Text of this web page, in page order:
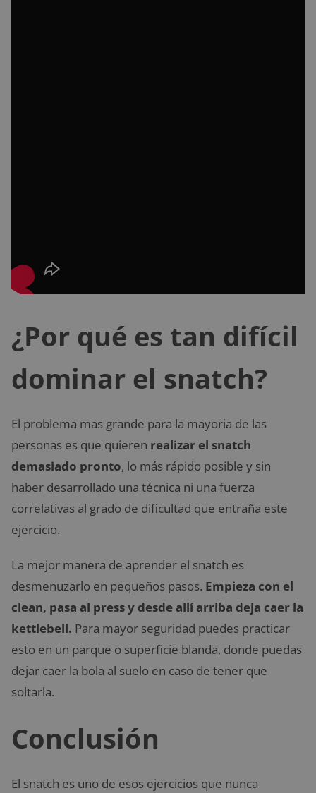
¿Por qué es tan difícil
dominar el snatch?
El problema mas grande para la mayoria de las
personas es que quieren realizar el snatch
demasiado pronto, lo más rápido posible y sin
haber desarrollado una técnica ni una fuerza
correlativas al grado de dificultad que entraña este
ejercicio.
La mejor manera de aprender el snatch es
desmenuzarlo en pequeños pasos. Empieza con el
clean, pasa al press y desde allí arriba deja caer la
kettlebell. Para mayor seguridad puedes practicar
esto en un parque o superficie blanda, donde puedas
dejar caer la bola al suelo en caso de tener que
soltarla.
Conclusión
El snatch es uno de esos ejercicios que nunca